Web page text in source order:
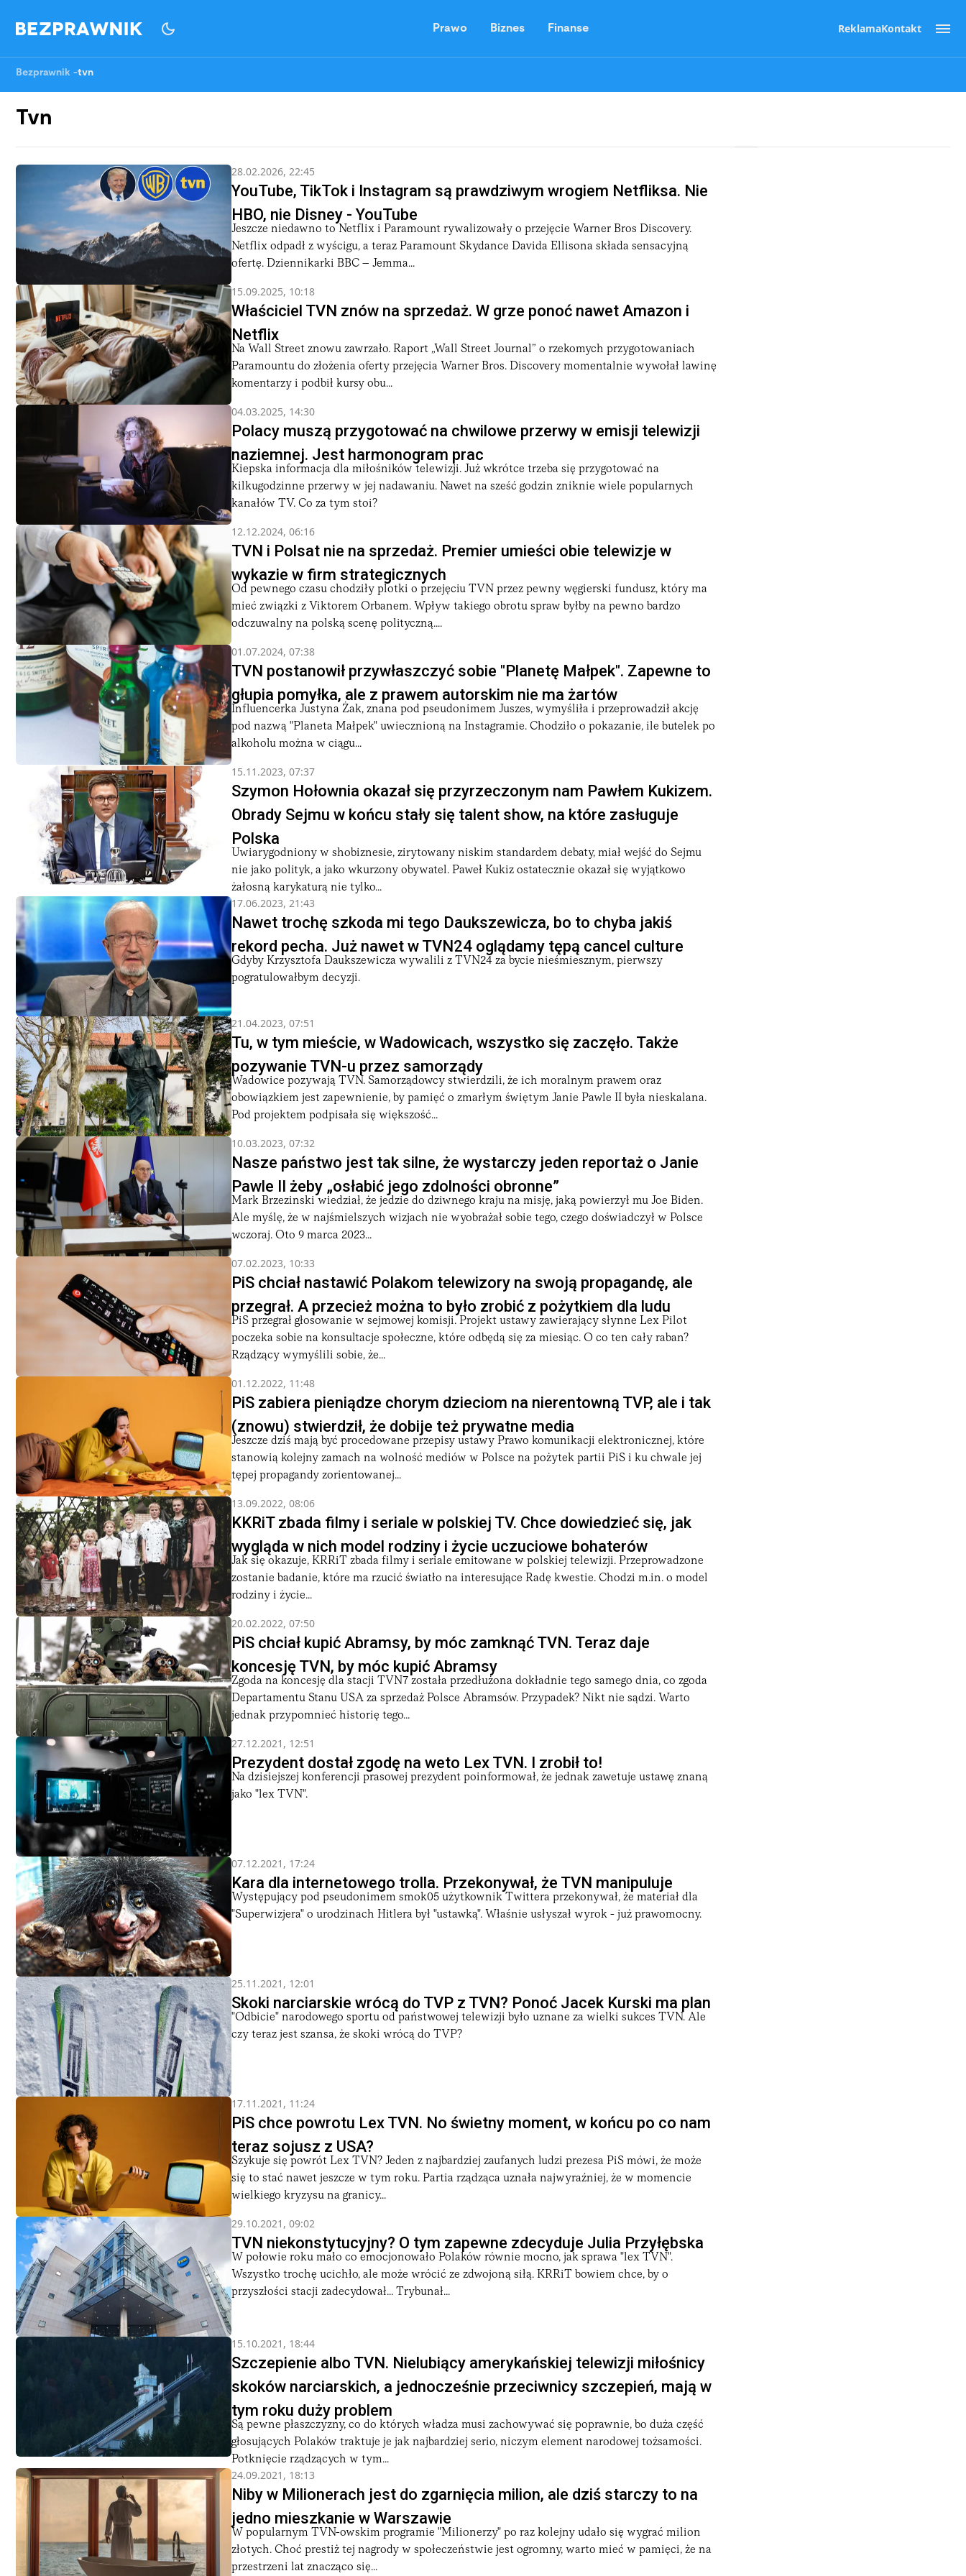
Prawo Biznes Finanse ReklamaKontakt
Bezprawnik -tvn
Tvn
28.02.2026, 22:45
YouTube, TikTok i Instagram są prawdziwym wrogiem Netfliksa. Nie
HBO, nie Disney - YouTube
Jeszcze niedawno to Netflix i Paramount rywalizowały o przejęcie Warner Bros Discovery.
Netflix odpadł z wyścigu, a teraz Paramount Skydance Davida Ellisona składa sensacyjną
ofertę. Dziennikarki BBC – Jemma...
15.09.2025, 10:18
Właściciel TVN znów na sprzedaż. W grze ponoć nawet Amazon i
Netflix
Na Wall Street znowu zawrzało. Raport „Wall Street Journal” o rzekomych przygotowaniach
Paramountu do złożenia oferty przejęcia Warner Bros. Discovery momentalnie wywołał lawinę
komentarzy i podbił kursy obu...
04.03.2025, 14:30
Polacy muszą przygotować na chwilowe przerwy w emisji telewizji
naziemnej. Jest harmonogram prac
Kiepska informacja dla miłośników telewizji. Już wkrótce trzeba się przygotować na
kilkugodzinne przerwy w jej nadawaniu. Nawet na sześć godzin zniknie wiele popularnych
kanałów TV. Co za tym stoi?
12.12.2024, 06:16
TVN i Polsat nie na sprzedaż. Premier umieści obie telewizje w
wykazie w firm strategicznych
Od pewnego czasu chodziły plotki o przejęciu TVN przez pewny węgierski fundusz, który ma
mieć związki z Viktorem Orbanem. Wpływ takiego obrotu spraw byłby na pewno bardzo
odczuwalny na polską scenę polityczną....
01.07.2024, 07:38
TVN postanowił przywłaszczyć sobie "Planetę Małpek". Zapewne to
głupia pomyłka, ale z prawem autorskim nie ma żartów
Influencerka Justyna Żak, znana pod pseudonimem Juszes, wymyśliła i przeprowadził akcję
pod nazwą "Planeta Małpek" uwiecznioną na Instagramie. Chodziło o pokazanie, ile butelek po
alkoholu można w ciągu...
15.11.2023, 07:37
Szymon Hołownia okazał się przyrzeczonym nam Pawłem Kukizem.
Obrady Sejmu w końcu stały się talent show, na które zasługuje
Polska
Uwiarygodniony w shobiznesie, zirytowany niskim standardem debaty, miał wejść do Sejmu
nie jako polityk, a jako wkurzony obywatel. Paweł Kukiz ostatecznie okazał się wyjątkowo
żałosną karykaturą nie tylko...
17.06.2023, 21:43
Nawet trochę szkoda mi tego Daukszewicza, bo to chyba jakiś
rekord pecha. Już nawet w TVN24 oglądamy tępą cancel culture
Gdyby Krzysztofa Daukszewicza wywalili z TVN24 za bycie nieśmiesznym, pierwszy
pogratulowałbym decyzji.
21.04.2023, 07:51
Tu, w tym mieście, w Wadowicach, wszystko się zaczęło. Także
pozywanie TVN-u przez samorządy
Wadowice pozywają TVN. Samorządowcy stwierdzili, że ich moralnym prawem oraz
obowiązkiem jest zapewnienie, by pamięć o zmarłym świętym Janie Pawle II była nieskalana.
Pod projektem podpisała się większość...
10.03.2023, 07:32
Nasze państwo jest tak silne, że wystarczy jeden reportaż o Janie
Pawle II żeby „osłabić jego zdolności obronne”
Mark Brzezinski wiedział, że jedzie do dziwnego kraju na misję, jaką powierzył mu Joe Biden.
Ale myślę, że w najśmielszych wizjach nie wyobrażał sobie tego, czego doświadczył w Polsce
wczoraj. Oto 9 marca 2023...
07.02.2023, 10:33
PiS chciał nastawić Polakom telewizory na swoją propagandę, ale
przegrał. A przecież można to było zrobić z pożytkiem dla ludu
PiS przegrał głosowanie w sejmowej komisji. Projekt ustawy zawierający słynne Lex Pilot
poczeka sobie na konsultacje społeczne, które odbędą się za miesiąc. O co ten cały raban?
Rządzący wymyślili sobie, że...
01.12.2022, 11:48
PiS zabiera pieniądze chorym dzieciom na nierentowną TVP, ale i tak
(znowu) stwierdził, że dobije też prywatne media
Jeszcze dziś mają być procedowane przepisy ustawy Prawo komunikacji elektronicznej, które
stanowią kolejny zamach na wolność mediów w Polsce na pożytek partii PiS i ku chwale jej
tępej propagandy zorientowanej...
13.09.2022, 08:06
KKRiT zbada filmy i seriale w polskiej TV. Chce dowiedzieć się, jak
wygląda w nich model rodziny i życie uczuciowe bohaterów
Jak się okazuje, KRRiT zbada filmy i seriale emitowane w polskiej telewizji. Przeprowadzone
zostanie badanie, które ma rzucić światło na interesujące Radę kwestie. Chodzi m.in. o model
rodziny i życie...
20.02.2022, 07:50
PiS chciał kupić Abramsy, by móc zamknąć TVN. Teraz daje
koncesję TVN, by móc kupić Abramsy
Zgoda na koncesję dla stacji TVN7 została przedłużona dokładnie tego samego dnia, co zgoda
Departamentu Stanu USA za sprzedaż Polsce Abramsów. Przypadek? Nikt nie sądzi. Warto
jednak przypomnieć historię tego...
27.12.2021, 12:51
Prezydent dostał zgodę na weto Lex TVN. I zrobił to!
Na dzisiejszej konferencji prasowej prezydent poinformował, że jednak zawetuje ustawę znaną
jako "lex TVN".
07.12.2021, 17:24
Kara dla internetowego trolla. Przekonywał, że TVN manipuluje
Występujący pod pseudonimem smok05 użytkownik Twittera przekonywał, że materiał dla
"Superwizjera" o urodzinach Hitlera był "ustawką". Właśnie usłyszał wyrok - już prawomocny.
25.11.2021, 12:01
Skoki narciarskie wrócą do TVP z TVN? Ponoć Jacek Kurski ma plan
"Odbicie" narodowego sportu od państwowej telewizji było uznane za wielki sukces TVN. Ale
czy teraz jest szansa, że skoki wrócą do TVP?
17.11.2021, 11:24
PiS chce powrotu Lex TVN. No świetny moment, w końcu po co nam
teraz sojusz z USA?
Szykuje się powrót Lex TVN? Jeden z najbardziej zaufanych ludzi prezesa PiS mówi, że może
się to stać nawet jeszcze w tym roku. Partia rządząca uznała najwyraźniej, że w momencie
wielkiego kryzysu na granicy...
29.10.2021, 09:02
TVN niekonstytucyjny? O tym zapewne zdecyduje Julia Przyłębska
W połowie roku mało co emocjonowało Polaków równie mocno, jak sprawa "lex TVN".
Wszystko trochę ucichło, ale może wrócić ze zdwojoną siłą. KRRiT bowiem chce, by o
przyszłości stacji zadecydował... Trybunał...
15.10.2021, 18:44
Szczepienie albo TVN. Nielubiący amerykańskiej telewizji miłośnicy
skoków narciarskich, a jednocześnie przeciwnicy szczepień, mają w
tym roku duży problem
Są pewne płaszczyzny, co do których władza musi zachowywać się poprawnie, bo duża część
głosujących Polaków traktuje je jak najbardziej serio, niczym element narodowej tożsamości.
Potknięcie rządzących w tym...
24.09.2021, 18:13
Niby w Milionerach jest do zgarnięcia milion, ale dziś starczy to na
jedno mieszkanie w Warszawie
W popularnym TVN-owskim programie "Milionerzy" po raz kolejny udało się wygrać milion
złotych. Choć prestiż tej nagrody w społeczeństwie jest ogromny, warto mieć w pamięci, że na
przestrzeni lat znacząco się...